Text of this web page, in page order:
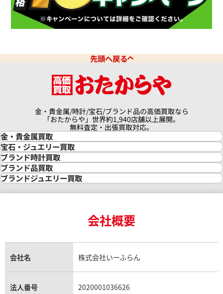
先頭へ戻る
金・貴金属/時計/宝石/ブランド品の高価買取なら
「おたからや」世界約1,940店舗以上展開。
無料査定・出張買取対応。
金・貴金属買取
金買取
金の相場価格情報
金の参考買取価格一覧
インゴット買取
インゴットの相場価格情報
24金買取
金貨買取
貴金属買取
銀・シルバー買取
パラジウム買取
宝石・ジュエリー買取
宝石・ジュエリー買取
ダイヤモンド買取
ダイヤモンド・宝石の参考価格一覧
リング・結婚指輪買取
エメラルド買取
トパーズ買取
タンザナイト買取
キャッツアイ買取
ブランド時計買取
時計買取
ロレックス買取
ロレックス デイトナ買取
ロレックス サブマリーナー買取
ロレックス エクスプローラー買取
ロレックス デイトジャスト買取
パテック フィリップノーチラス買取
ヴァシュロン・コンスタンタン買取
ブランド品買取
ブランド買取
シャネル マトラッセ買取
セリーヌ買取
ブランドジュエリー買取
ヴァンクリーフ＆アーペル買取
ショーメ買取
ダミアーニ買取
会社概要
会社名 株式会社いーふらん
法人番号 2020001036626